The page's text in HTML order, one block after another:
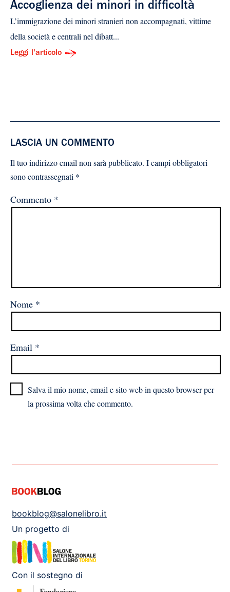
Accoglienza dei minori in difficoltà
L’immigrazione dei minori stranieri non accompagnati, vittime
della società e centrali nel dibatt...
Leggi l'articolo
LASCIA UN COMMENTO
Il tuo indirizzo email non sarà pubblicato. I campi obbligatori
sono contrassegnati *
Commento *
Nome *
Email *
Salva il mio nome, email e sito web in questo browser per
la prossima volta che commento.
bookblog@salonelibro.it
Un progetto di
Con il sostegno di